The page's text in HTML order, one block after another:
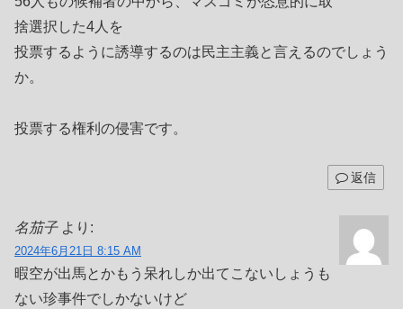
捨選択した4人を
投票するように誘導するのは民主主義と言えるのでしょう
か。
投票する権利の侵害です。
返信
名茄子 より:
2024年6月21日 8:15 AM
暇空が出馬とかもう呆れしか出てこないしょうも
ない珍事件でしかないけど